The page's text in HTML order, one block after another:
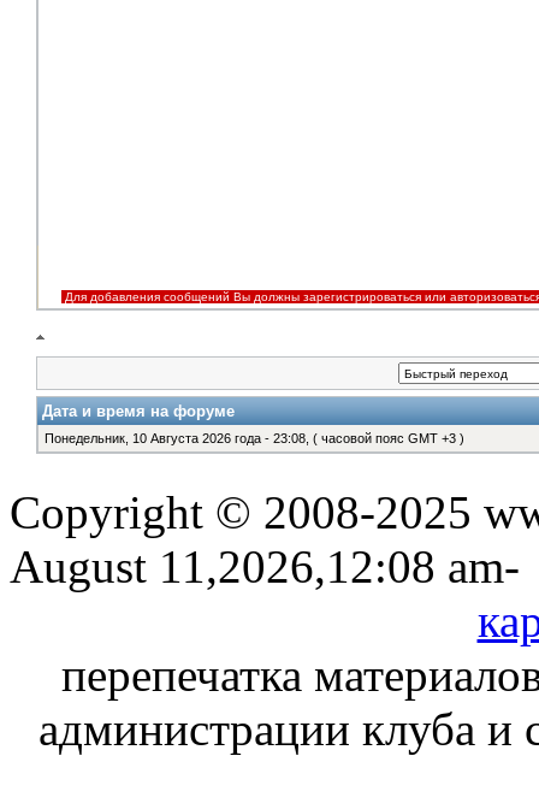
Для добавления сообщений Вы должны зарегистрироваться или
Дата и время на форуме
Понедельник, 10 Августа 2026 года - 23:08, ( часовой пояс GMT +3 )
Copyright © 2008-2025
August 11,2026,12:08 am-
перепечатка
администрации клуба и